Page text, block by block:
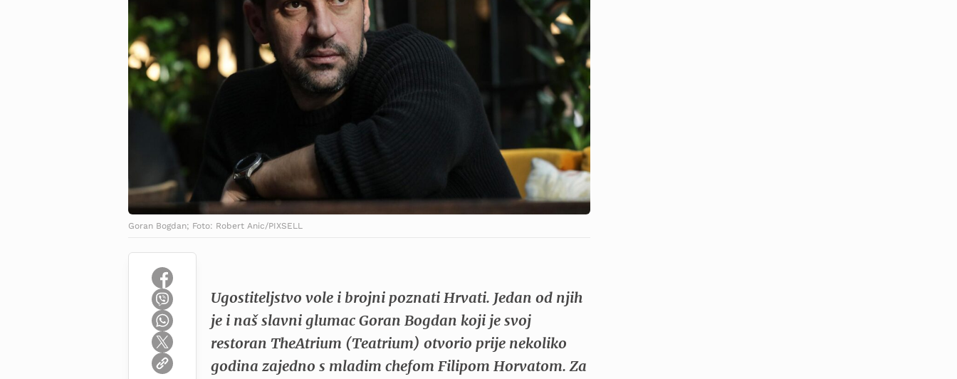
Goran Bogdan; Foto: Robert Anic/PIXSELL
Ugostiteljstvo vole i brojni poznati Hrvati. Jedan od njih
je i naš slavni glumac Goran Bogdan koji je svoj
restoran TheAtrium (Teatrium) otvorio prije nekoliko
godina zajedno s mladim chefom Filipom Horvatom. Za